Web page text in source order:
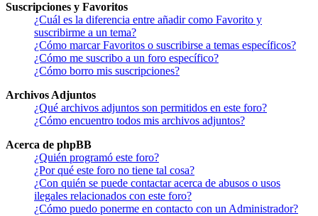
Suscripciones y Favoritos
¿Cuál es la diferencia entre añadir como Favorito y
suscribirme a un tema?
¿Cómo marcar Favoritos o suscribirse a temas específicos?
¿Cómo me suscribo a un foro específico?
¿Cómo borro mis suscripciones?
Archivos Adjuntos
¿Qué archivos adjuntos son permitidos en este foro?
¿Cómo encuentro todos mis archivos adjuntos?
Acerca de phpBB
¿Quién programó este foro?
¿Por qué este foro no tiene tal cosa?
¿Con quién se puede contactar acerca de abusos o usos
ilegales relacionados con este foro?
¿Cómo puedo ponerme en contacto con un Administrador?